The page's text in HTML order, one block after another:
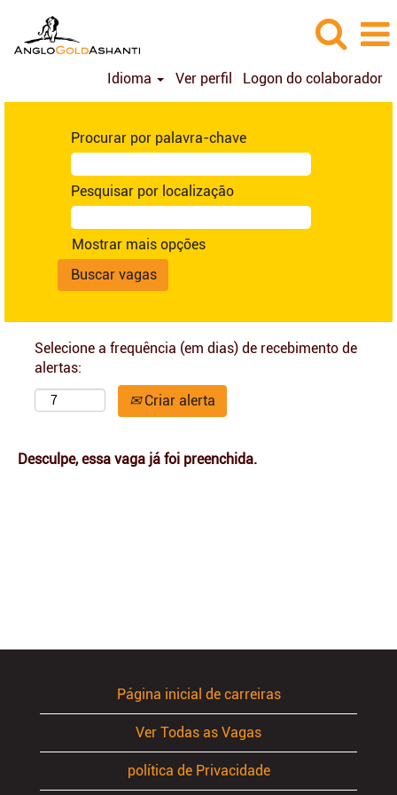
Idioma Ver perfil Logon do colaborador
Procurar por palavra-chave
Pesquisar por localização
Mostrar mais opções
Selecione a frequência (em dias) de recebimento de
alertas:
Criar alerta
Desculpe, essa vaga já foi preenchida.
Página inicial de carreiras
Ver Todas as Vagas
política de Privacidade